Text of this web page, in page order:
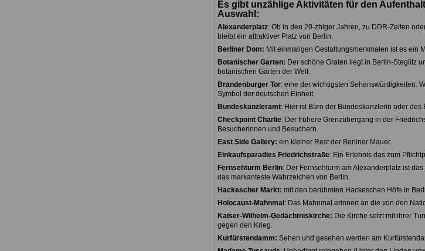
Es gibt unzählige Aktivitäten für den
Auswahl:
Alexanderplatz: Ob in den 20-zhiger Jahren, zu DDR-Zeiten
bleibt ein attraktiver Platz von Berlin.
Berliner Dom: Mit einmaligen Gestaltungsmerkmalen ist es ein
Botanischer Garten: Der schöne Graten liegt in Berlin-Steglitz
botanischen Gärten der Welt.
Brandenburger Tor: eine der wichtigsten Sehenswürdigkeiten.
Symbol der deutschen Einheit.
Bundeskanzleramt: Hier ist Büro der Bundeskanzlerin oder des
Checkpoint Charlie: Der frühere Grenzübergang in der
Besucherinnen und Besuchern.
East Side Gallery: ein kleiner Rest der Berliner Mauer.
Einkaufsparadies Friedrichstraße: Ein Erlebnis das zum
Fernsehturm Berlin: Der Fernsehturm am Alexanderplatz ist
das markanteste Wahrzeichen von Berlin.
Hackescher Markt: mit den berühmten Hackeschen Höfe in
Holocaust-Mahnmal : Das Mahnmal erinnert an die von den
Kaiser-Wilhelm-Gedächtniskirche: Die Kirche setzt mit ihrer
gegen den Krieg.
Kurfürstendamm: Sehen und gesehen werden am